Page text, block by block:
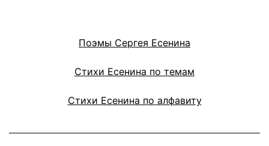
Поэмы Сергея Есенина
Стихи Есенина по темам
Стихи Есенина по алфавиту